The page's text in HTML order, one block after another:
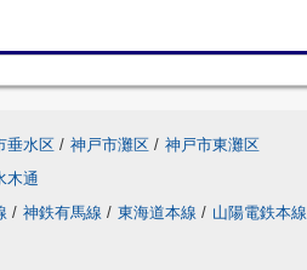
垂水区 / 神戸市灘区 / 神戸市東灘区
木通
/ 神鉄有馬線 / 東海道本線 / 山陽電鉄本線